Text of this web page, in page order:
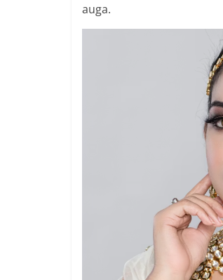
auga.